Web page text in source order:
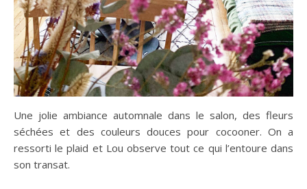
Une jolie ambiance automnale dans le salon, des fleurs
séchées et des couleurs douces pour cocooner. On a
ressorti le plaid et Lou observe tout ce qui l’entoure dans
son transat.